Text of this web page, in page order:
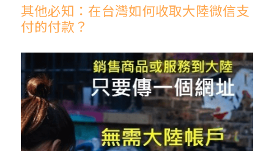
其他必知：在台灣如何收取大陸微信支
付的付款？